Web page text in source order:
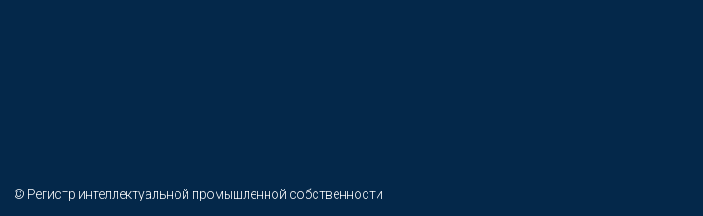
© Регистр интеллектуальной промышленной собственности